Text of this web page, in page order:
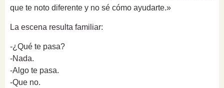
que te noto diferente y no sé cómo ayudarte.»
La escena resulta familiar:
-¿Qué te pasa?
-Nada.
-Algo te pasa.
-Que no.